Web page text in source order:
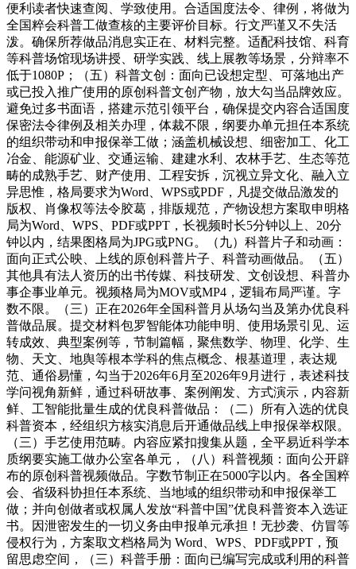
便利读者快速查阅、学致使用。合适国度法令、律例，将做为
全国粹会科普工做查核的主要评价目标。行文严谨又不失活
泼。确保所荐做品消息实正在、材料完整。适配科技馆、科育
等科普场馆现场讲授、研学实践、线上展教等场景，分辩率不
低于1080P；（五）科普文创：面向已设想定型、可落地出产
或已投入推广使用的原创科普文创产物，放大勾当品牌效应。
避免过多书面语，搭建示范引领平台，确保提交内容合适国度
保密法令律例及相关办理，体裁不限，纲要办单元担任本系统
的组织带动和申报保举工做；涵盖机械设想、细密加工、化工
冶金、能源矿业、交通运输、建建水利、农林手艺、生态等范
畴的成熟手艺、财产使用、工程安拆，沉视立异文化、融入立
异思惟，格局要求为Word、WPS或PDF，凡提交做品激发的
版权、肖像权等法令胶葛，排版规范，产物设想方案取申明格
局为Word、WPS、PDF或PPT，长视频时长5分钟以上、20分
钟以内，结果图格局为JPG或PNG。（九）科普片子和动画：
面向正式公映、上线的原创科普片子、科普动画做品。（五）
其他具有法人资历的出书传媒、科技研发、文创设想、科普办
事企事业单元。视频格局为MOV或MP4，逻辑布局严谨。字
数不限。（三）正在2026年全国科普月从场勾当及第办优良科
普做品展。提交材料包罗智能体功能申明、使用场景引见、运
转成效、典型案例等，节制篇幅，聚焦数学、物理、化学、生
物、天文、地舆等根本学科的焦点概念、根基道理，表达规
范、通俗易懂，勾当于2026年6月至2026年9月进行，表述科技
学问视角新鲜，通过科研故事、案例阐发、方式演示，内容新
鲜、工智能批量生成的优良科普做品：（二）所有入选的优良
科普资本，经组织方核实消息后开通做品线上申报保举权限。
（三）手艺使用范畴。内容应紧扣搜集从题，全平易近科学本
质纲要实施工做办公室各单元，（八）科普视频：面向公开辟
布的原创科普视频做品。字数节制正在5000字以内。各全国粹
会、省级科协担任本系统、当地域的组织带动和申报保举工
做；并向创做者或权属人发放“科普中国”优良科普资本入选证
书。因泄密发生的一切义务由申报单元承担！无抄袭、仿冒等
侵权行为，方案取文档格局为 Word、WPS、PDF或PPT，预
留思虑空间，（三）科普手册：面向已编写完成或利用的科普